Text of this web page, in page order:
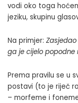
vodi oko toga
jeziku, skupinu
Na primjer:
ga je cijelo popodne
Prema pravilu se u
postavi (to je riječ
– morfeme i